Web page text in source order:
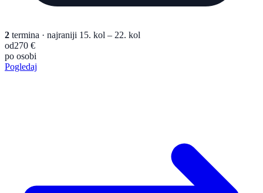
2 termina · najraniji 15. kol – 22. kol
od270 €
po osobi
Pogledaj